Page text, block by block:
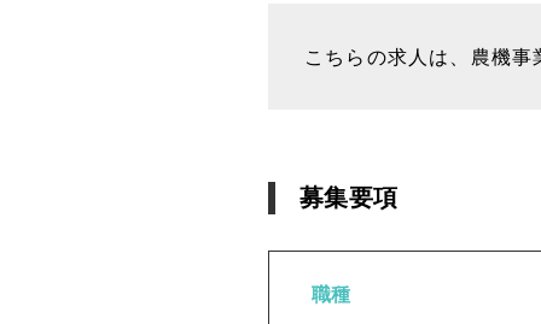
こちらの求人は、農機
募集要項
職種